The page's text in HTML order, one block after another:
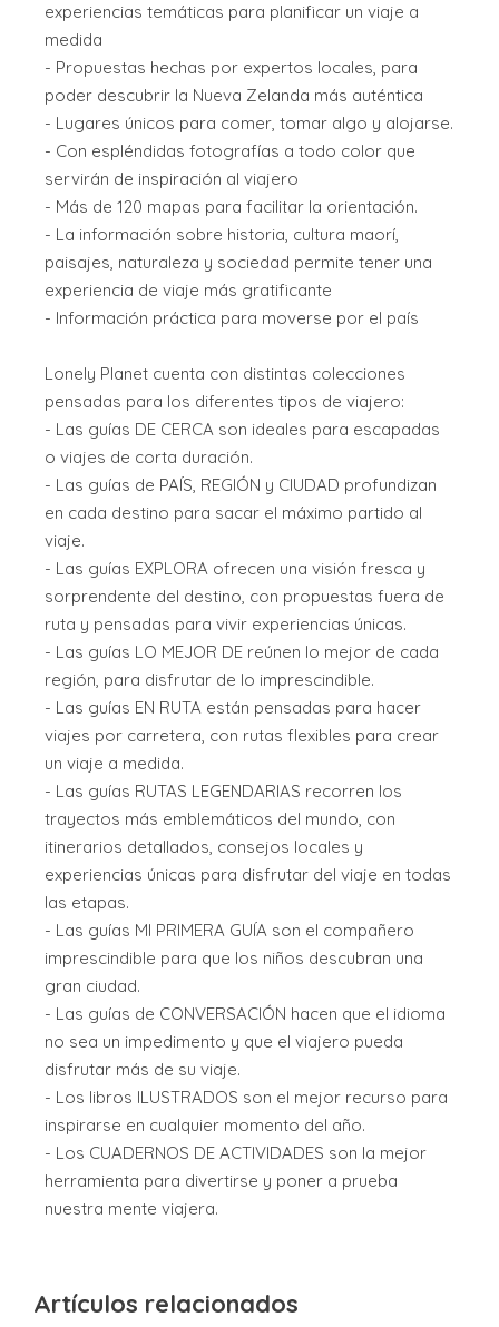
experiencias temáticas para planificar un viaje a
medida
- Propuestas hechas por expertos locales, para
poder descubrir la Nueva Zelanda más auténtica
- Lugares únicos para comer, tomar algo y alojarse.
- Con espléndidas fotografías a todo color que
servirán de inspiración al viajero
- Más de 120 mapas para facilitar la orientación.
- La información sobre historia, cultura maorí,
paisajes, naturaleza y sociedad permite tener una
experiencia de viaje más gratificante
- Información práctica para moverse por el país
Lonely Planet cuenta con distintas colecciones
pensadas para los diferentes tipos de viajero:
- Las guías DE CERCA son ideales para escapadas
o viajes de corta duración.
- Las guías de PAÍS, REGIÓN y CIUDAD profundizan
en cada destino para sacar el máximo partido al
viaje.
- Las guías EXPLORA ofrecen una visión fresca y
sorprendente del destino, con propuestas fuera de
ruta y pensadas para vivir experiencias únicas.
- Las guías LO MEJOR DE reúnen lo mejor de cada
región, para disfrutar de lo imprescindible.
- Las guías EN RUTA están pensadas para hacer
viajes por carretera, con rutas flexibles para crear
un viaje a medida.
- Las guías RUTAS LEGENDARIAS recorren los
trayectos más emblemáticos del mundo, con
itinerarios detallados, consejos locales y
experiencias únicas para disfrutar del viaje en todas
las etapas.
- Las guías MI PRIMERA GUÍA son el compañero
imprescindible para que los niños descubran una
gran ciudad.
- Las guías de CONVERSACIÓN hacen que el idioma
no sea un impedimento y que el viajero pueda
disfrutar más de su viaje.
- Los libros ILUSTRADOS son el mejor recurso para
inspirarse en cualquier momento del año.
- Los CUADERNOS DE ACTIVIDADES son la mejor
herramienta para divertirse y poner a prueba
nuestra mente viajera.
Artículos relacionados